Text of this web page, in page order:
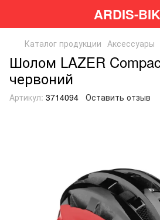
ARDIS-
Каталог продукции Аксессуары
Шолом LAZER
червоний
Артикул: 3714094 Оставить отзыв